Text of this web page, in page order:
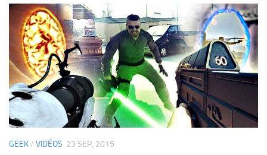
GEEK/ VIDÉOS 23 SEP, 2015